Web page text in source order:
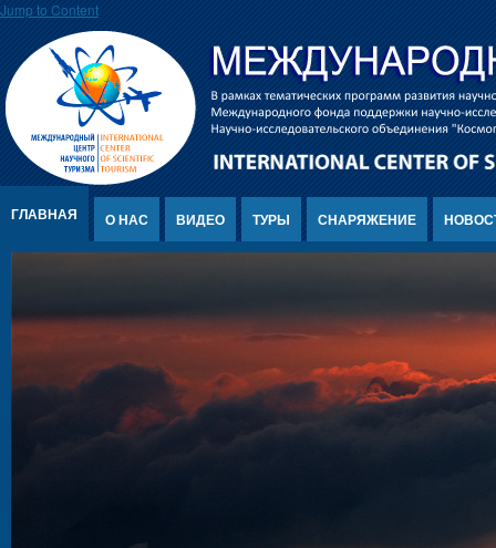
Jump to Content
ГЛАВНАЯ О НАС ВИДЕО ТУРЫ СНАРЯЖЕНИЕ